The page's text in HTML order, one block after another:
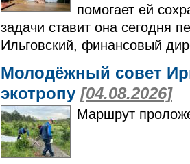
помогает ей
задачи ставит она сегодня
Ильговский, финансовый
Молодёжный совет
экотропу [04.08.2026]
Маршрут